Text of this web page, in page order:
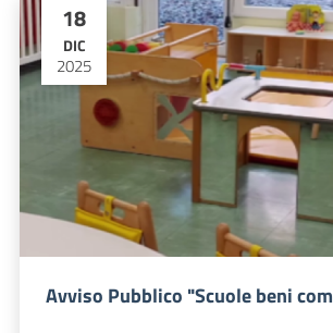
18
DIC
2025
Avviso Pubblico "Scuole beni